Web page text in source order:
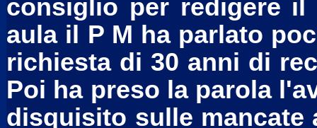
consiglio per redigere
aula il P M ha parlato
richiesta di 30 anni di
Poi ha preso la parola
disquisito sulle mancate